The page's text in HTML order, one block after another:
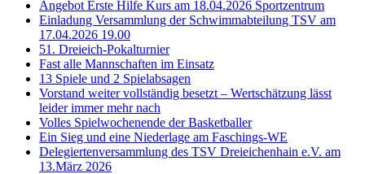
Angebot Erste Hilfe Kurs am 18.04.2026 Sportzentrum
Einladung Versammlung der Schwimmabteilung TSV am
17.04.2026 19.00
51. Dreieich-Pokalturnier
Fast alle Mannschaften im Einsatz
13 Spiele und 2 Spielabsagen
Vorstand weiter vollständig besetzt – Wertschätzung lässt
leider immer mehr nach
Volles Spielwochenende der Basketballer
Ein Sieg und eine Niederlage am Faschings-WE
Delegiertenversammlung des TSV Dreieichenhain e.V. am
13.März 2026